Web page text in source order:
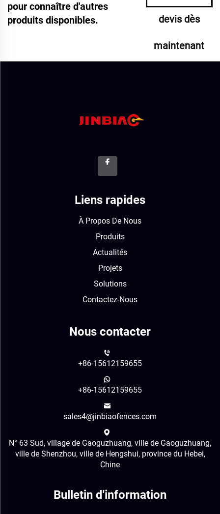
pour connaître d'autres
produits disponibles.
devis dès
maintenant
Liens rapides
À Propos De Nous
Produits
Actualités
Projets
Solutions
Contactez-Nous
Nous contacter
+86-15612159655
+86-15612159655
sales4@jinbiaofences.com
N° 63 Sud, village de Gaoguzhuang, ville de Gaoguzhuang,
ville de Shenzhou, ville de Hengshui, province du Hebei,
Chine
Bulletin d'information